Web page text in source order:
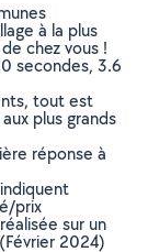
à la plus
chez vous !
secondes, 3.6
tout est
plus grands
réponse à
prix
sur un
2024)